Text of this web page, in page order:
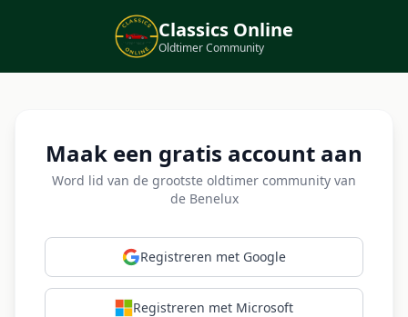
Classics Online
Oldtimer Community
Maak een gratis account aan
Word lid van de grootste oldtimer community van
de Benelux
Registreren met Google
Registreren met Microsoft